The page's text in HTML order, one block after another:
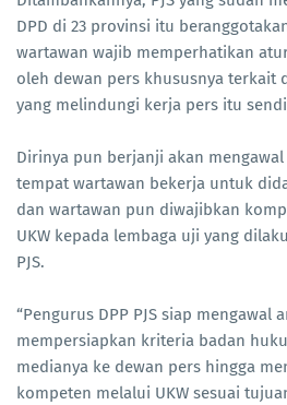
DPD di 23 provinsi itu
wartawan wajib memperhatikan
oleh dewan pers khususnya terkait
yang melindungi kerja pers itu
Dirinya pun berjanji akan
tempat wartawan bekerja untuk
dan wartawan pun diwajibkan
UKW kepada lembaga uji yang
PJS.
“Pengurus DPP PJS siap mengawal
mempersiapkan kriteria badan
medianya ke dewan pers hingga
kompeten melalui UKW sesuai